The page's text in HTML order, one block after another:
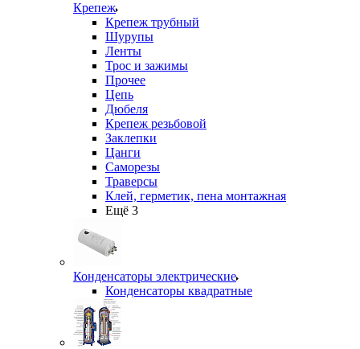
Крепеж
Крепеж трубный
Шурупы
Ленты
Трос и зажимы
Прочее
Цепь
Дюбеля
Крепеж резьбовой
Заклепки
Цанги
Саморезы
Траверсы
Клей, герметик, пена монтажная
Ещё 3
Конденсаторы электрические
Конденсаторы квадратные